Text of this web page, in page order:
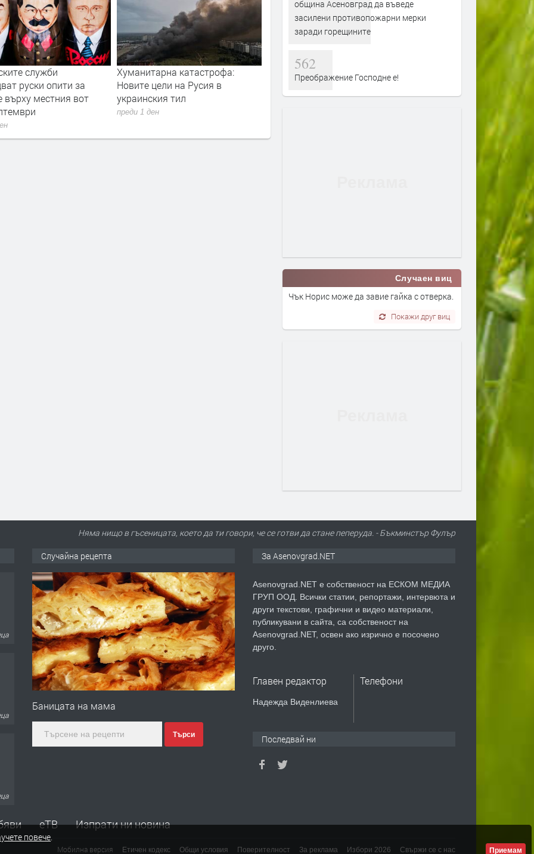
катастрофа:
на Русия в
тил
Дрон с експлозив е открит на
летището в Лайпциг
преди 1 ден
Сеута след трагедията: Кой е
виновен – Испания, Мароко или
трафикантите?
от космоса:
огнените стихии
община Асеновград да въведе
засилени противопожарни мерки
заради горещините
562
Преображение Господне е!
Случаен виц
Чък Норис може да завие гайка с отверка.
Покажи друг виц
Няма нищо в гъсеницата, което да ти говори, че се готви да стане пеперуда. - Бъкминстър Фулър
Случайна рецепта
Баницата на мама
Търси
За Asenovgrad.NET
Asenovgrad.NET е собственост на ЕСКОМ МЕДИА
ГРУП ООД. Всички статии, репортажи, интервюта и
други текстови, графични и видео материали,
публикувани в сайта, са собственост на
Asenovgrad.NET, освен ако изрично е посочено
друго.
Главен редактор
Надежда Виденлиева
Телефони
Последвай ни
еТВ Изпрати ни новина
Мобилна версия Етичен кодекс Общи условия Поверителност За реклама Избори 2026 Свържи се с нас
повече.
Приемам